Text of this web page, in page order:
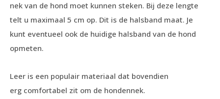
nek van de hond moet kunnen steken. Bij deze lengte
telt u maximaal 5 cm op. Dit is de halsband maat. Je
kunt eventueel ook de huidige halsband van de hond
opmeten.
Leer is een populair materiaal dat bovendien
erg comfortabel zit om de hondennek.